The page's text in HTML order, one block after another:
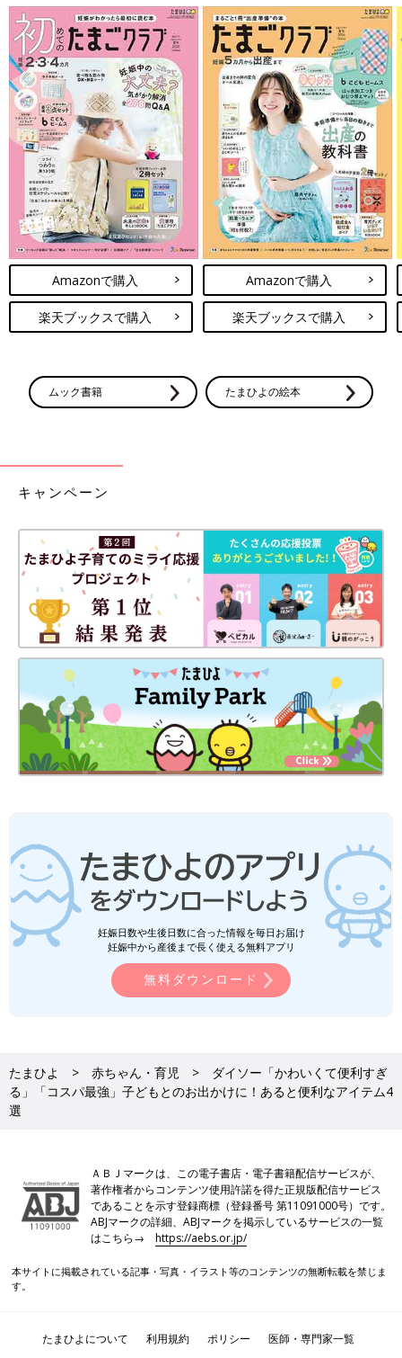
Amazonで購入
楽天ブックスで購入
Amazonで購入
楽天ブックスで購入
ムック書籍 たまひよの絵本
キャンペーン
妊娠日数や生後日数に合った情報を毎日お届け
妊娠中から産後まで長く使える無料アプリ
無料ダウンロード
たまひよ 赤ちゃん・育児
ダイソー「かわいくて便利すぎ
る」「コスパ最強」子どもとのお出かけに！あると便利なアイテム4
選
ＡＢＪマークは、この電子書店・電子書籍配信サービスが、
著作権者からコンテンツ使用許諾を得た正規版配信サービス
であることを示す登録商標（登録番号 第11091000号）です。
ABJマークの詳細、ABJマークを掲示しているサービスの一覧
はこちら→https://aebs.or.jp/
本サイトに掲載されている記事・写真・イラスト等のコンテンツの無断転載を禁じま
す。
たまひよについて 利用規約 ポリシー
医師・専門家一覧